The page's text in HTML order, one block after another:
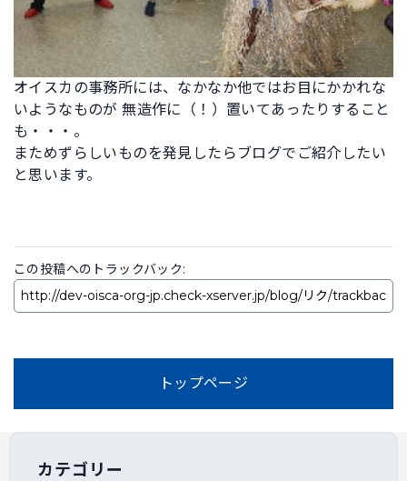
オイスカの事務所には、なかなか他ではお目にかかれな
いようなものが 無造作に（！）置いてあったりすること
も・・・。
まためずらしいものを発見したらブログでご紹介したい
と思います。
この投稿へのトラックバック:
トップページ
カテゴリー